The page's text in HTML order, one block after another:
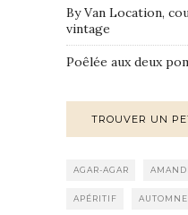
By Van Location,
vintage
Poêlée aux deux
TROUVER UN
AGAR-AGAR
APÉRITIF AUTOMNE